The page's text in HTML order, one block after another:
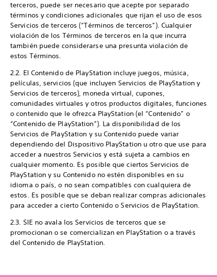
terceros, puede ser necesario que acepte por separado
términos y condiciones adicionales que rijan el uso de esos
Servicios de terceros (“Términos de terceros”). Cualquier
violación de los Términos de terceros en la que incurra
también puede considerarse una presunta violación de
estos Términos.
2.2. El Contenido de PlayStation incluye juegos, música,
películas, servicios (que incluyen Servicios de PlayStation y
Servicios de terceros), moneda virtual, cupones,
comunidades virtuales y otros productos digitales, funciones
o contenido que le ofrezca PlayStation (el “Contenido” o
“Contenido de PlayStation”). La disponibilidad de los
Servicios de PlayStation y su Contenido puede variar
dependiendo del Dispositivo PlayStation u otro que use para
acceder a nuestros Servicios y está sujeta a cambios en
cualquier momento. Es posible que ciertos Servicios de
PlayStation y su Contenido no estén disponibles en su
idioma o país, o no sean compatibles con cualquiera de
estos. Es posible que se deban realizar compras adicionales
para acceder a cierto Contenido o Servicios de PlayStation.
2.3. SIE no avala los Servicios de terceros que se
promocionan o se comercializan en PlayStation o a través
del Contenido de PlayStation.